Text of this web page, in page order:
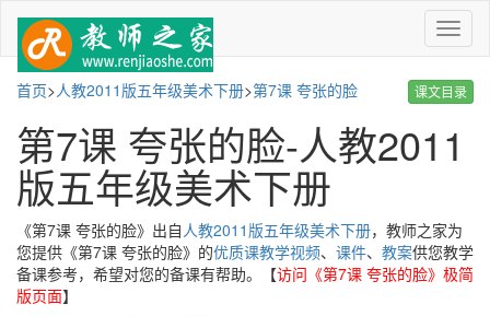
菜
单
课文目录
首页>人教2011版五年级美术下册>第7课 夸张的脸
第7课 夸张的脸-人教2011
版五年级美术下册
《第7课 夸张的脸》出自人教2011版五年级美术下册，教师之家为
您提供《第7课 夸张的脸》的优质课教学视频、 课件、 教案供您教学
备课参考，希望对您的备课有帮助。【访问《第7课 夸张的脸》极简
版页面】